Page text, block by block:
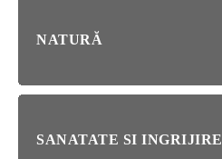
NATURĂ
SANATATE SI INGRIJIRE